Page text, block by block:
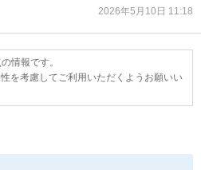
2026年5月10日 11:18
情報です。
を考慮してご利用いただくようお願いい